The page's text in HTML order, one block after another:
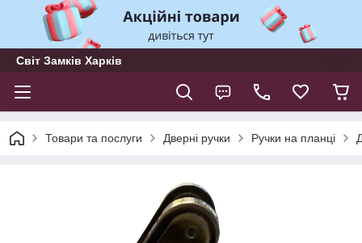
Світ Замків Харків
Товари та послуги Дверні ручки Ручки на планці